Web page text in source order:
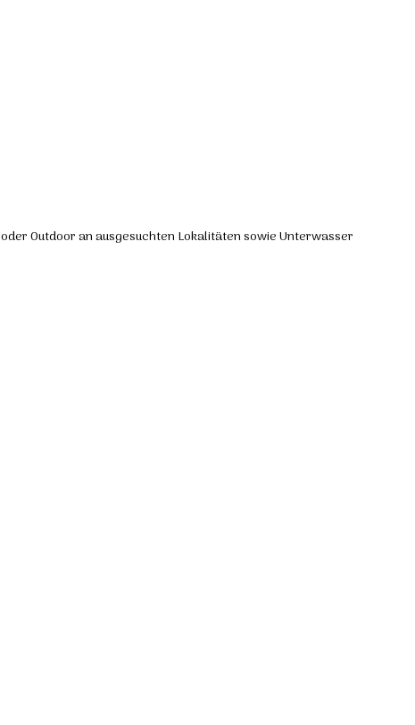
oder Outdoor an ausgesuchten Lokalitäten sowie Unterwasser